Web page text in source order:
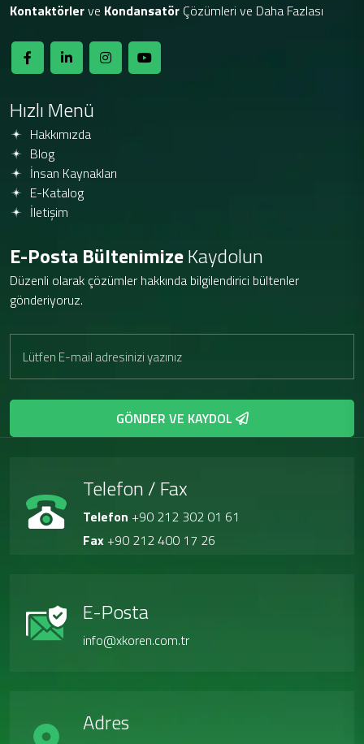
Kontaktörlerve Kondansatör Çözümleri ve Daha Fazlası
Hızlı Menü
Hakkımızda
Blog
İnsan Kaynakları
E-Katalog
İletişim
E-Posta BültenimizeKaydolun
Düzenli olarak çözümler hakkında bilgilendirici bültenler
gönderiyoruz.
GÖNDER VE KAYDOL
Telefon / Fax
Telefon +90 212 302 01 61
Fax +90 212 400 17 26
E-Posta
info@xkoren.com.tr
Adres